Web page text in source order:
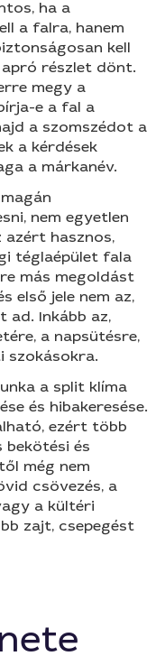
ha a
a falra, hanem
kell
részlet dönt.
megy a
e a fal a
a szomszédot a
a kérdések
a márkanév.
nem egyetlen
azért hasznos,
téglaépület fala
más megoldást
első jele nem az,
Inkább az,
a napsütésre,
szokásokra.
a split klíma
és hibakeresése.
ezért több
bekötési és
még nem
csövezés, a
a kültéri
zajt, csepegést